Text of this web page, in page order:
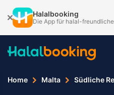
Halalbooking
Die App für halal-
Home Malta Südliche